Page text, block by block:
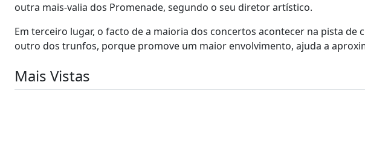
outra mais-valia dos Promenade, segundo o seu diretor artístico.
Em terceiro lugar, o facto de a maioria dos concertos acontecer na pista de
outro dos trunfos, porque promove um maior envolvimento, ajuda a
Mais Vistas